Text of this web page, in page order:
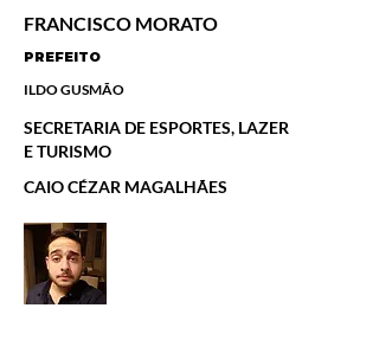
FRANCISCO MORATO
PREFEITO
ILDO GUSMÃO
SECRETARIA DE ESPORTES, LAZER
E TURISMO
CAIO CÉZAR MAGALHÃES